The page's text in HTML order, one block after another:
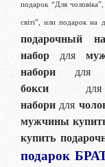
подарок “Для
світі”, или подарок на
подарочный
набор для
набори для
бокси
набори для
мужчины
купить
подарок